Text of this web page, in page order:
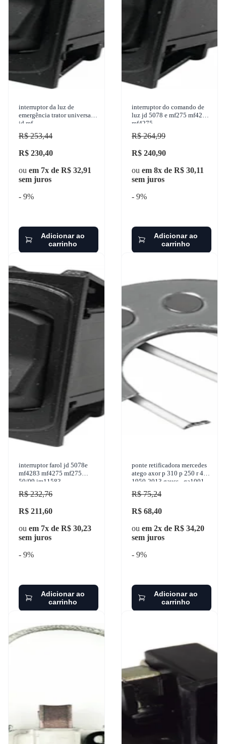
interruptor da luz de
emergência trator universal
jd mf
R$ 253,44
R$ 230,40
ou em 7x de R$ 32,91
sem juros
- 9%
Adicionar ao
carrinho
interruptor do comando de
luz jd 5078 e mf275 mf4283
mf4275
R$ 264,99
R$ 240,90
ou em 8x de R$ 30,11
sem juros
- 9%
Adicionar ao
carrinho
interruptor farol jd 5078e
mf4283 mf4275 mf275
50/09 im11583
R$ 232,76
R$ 211,60
ou em 7x de R$ 30,23
sem juros
- 9%
Adicionar ao
carrinho
ponte retificadora mercedes
atego axor p 310 p 250 r 440
1950-2013 gauss - ga1001
R$ 75,24
R$ 68,40
ou em 2x de R$ 34,20
sem juros
- 9%
Adicionar ao
carrinho